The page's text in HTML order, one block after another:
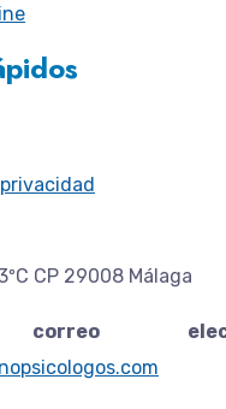
CP 29008 Málaga
correo